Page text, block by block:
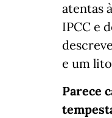
atentas
IPCC e
e um
Parece